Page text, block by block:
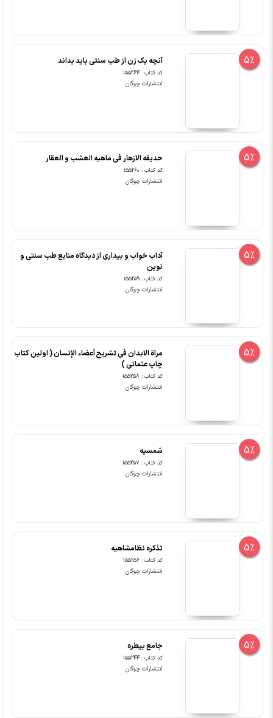
5% آنچه یک زن از طب سنتی باید بداند
کد کتاب : 155264
انتشارات چوگان
5% حدیقه الازهار فی ماهیه العشب و العقار
کد کتاب : 155260
انتشارات چوگان
5%
آداب خواب و بیداری از دیدگاه منابع طب سنتی و
نوین
کد کتاب : 155259
انتشارات چوگان
5%
مراة الابدان فی تشریح أعضاء الإنسان ( اولین کتاب
چاپ عثمانی )
کد کتاب : 155258
انتشارات چوگان
5% شمسیه
کد کتاب : 155257
انتشارات چوگان
5% تذکره نظامشاهیه
کد کتاب : 155256
انتشارات چوگان
5% جامع بیطره
کد کتاب : 155244
انتشارات چوگان